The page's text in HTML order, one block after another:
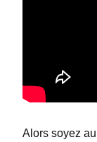
Alors soyez